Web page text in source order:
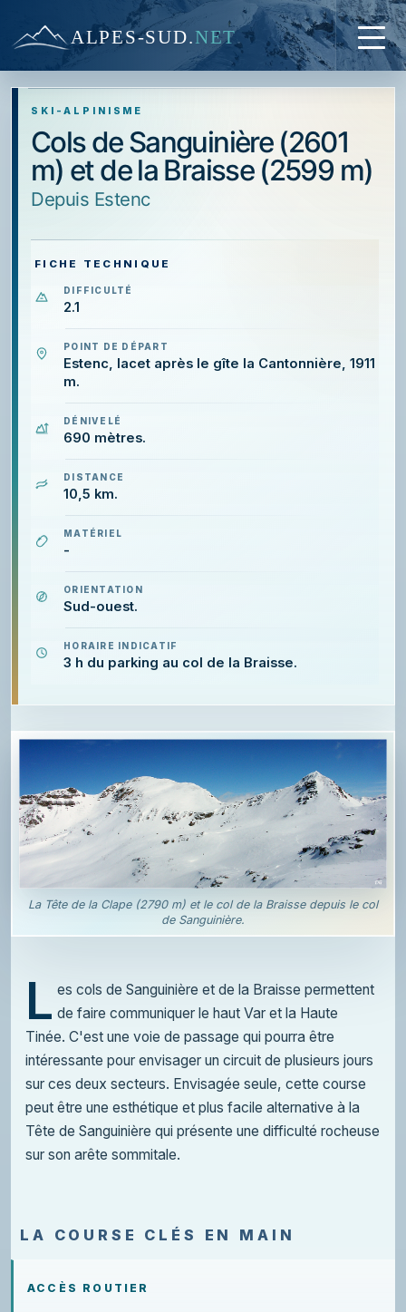
ALPES-SUD.NET
SKI-ALPINISME
Cols de Sanguinière (2601
m) et de la Braisse (2599 m)
depuis Estenc
FICHE TECHNIQUE
DIFFICULTÉ
2.1
POINT DE DÉPART
Estenc, lacet après le gîte la Cantonnière, 1911
m.
DÉNIVELÉ
690 mètres.
DISTANCE
10,5 km.
MATÉRIEL
-
ORIENTATION
Sud-ouest.
HORAIRE INDICATIF
3 h du parking au col de la Braisse.
La Tête de la Clape (2790 m) et le col de la Braisse depuis le col
de Sanguinière.
L es cols de Sanguinière et de la Braisse permettent
de faire communiquer le haut Var et la Haute
Tinée. C'est une voie de passage qui pourra être
intéressante pour envisager un circuit de plusieurs jours
sur ces deux secteurs. Envisagée seule, cette course
peut être une esthétique et plus facile alternative à la
Tête de Sanguinière qui présente une difficulté rocheuse
sur son arête sommitale.
LA COURSE CLÉS EN MAIN
ACCÈS ROUTIER